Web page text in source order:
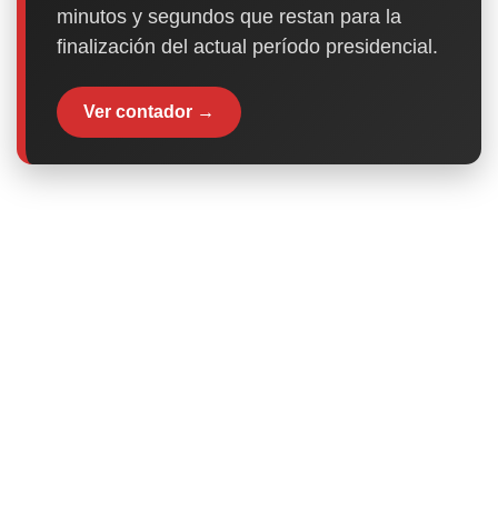
minutos y segundos que restan para la
finalización del actual período presidencial.
Ver contador →